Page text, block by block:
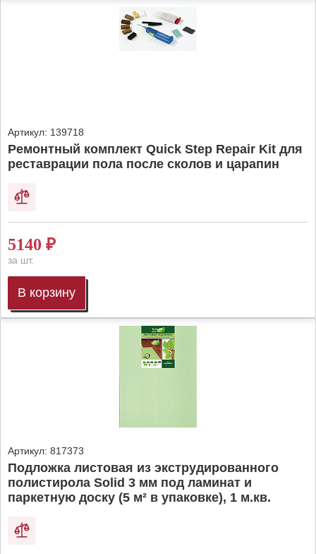
Артикул: 139718
Ремонтный комплект Quick Step Repair Kit для
реставрации пола после сколов и царапин
5140 ₽
за шт.
В корзину
Артикул: 817373
Подложка листовая из экструдированного
полистирола Solid 3 мм под ламинат и
паркетную доску (5 м² в упаковке), 1 м.кв.